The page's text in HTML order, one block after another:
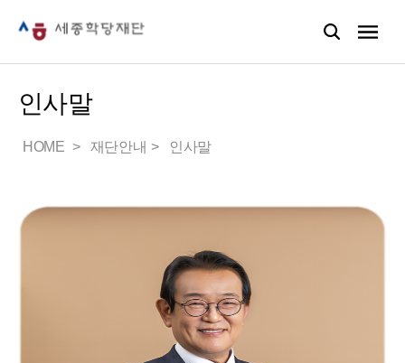
인사말
HOME 재단안내 인사말